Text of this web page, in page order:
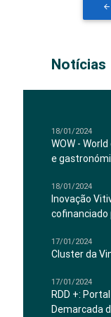
Notícias
18/01/2024
WOW -
e
18/01/2024
Inovação
cofinanciado
17/01/2024
Cluster da
17/01/2024
RDD +:
Demarcada